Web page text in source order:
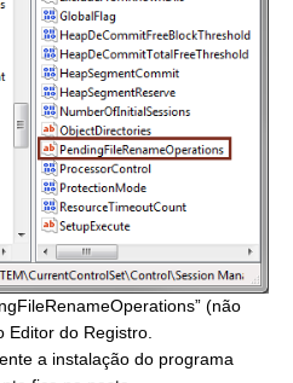
(não
Editor do Registro.
a instalação do programa